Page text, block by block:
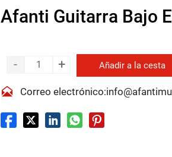
Afanti Guitarra Bajo
- + Añadir a la cesta
 Correo